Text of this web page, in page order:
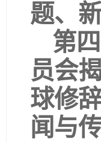
题、
第
员会
球修
闻与